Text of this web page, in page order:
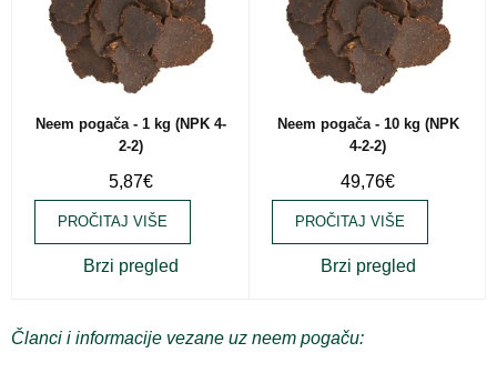
Neem pogača - 1 kg (NPK 4-
2-2)
5,87€
PROČITAJ VIŠE
Brzi pregled
Neem pogača - 10 kg (NPK
4-2-2)
49,76€
PROČITAJ VIŠE
Brzi pregled
Članci i informacije vezane uz neem pogaču: